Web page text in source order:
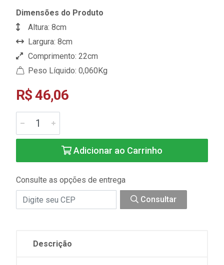
Dimensões do Produto
Altura: 8cm
Largura: 8cm
Comprimento: 22cm
Peso Líquido: 0,060Kg
R$ 46,06
Adicionar ao Carrinho
Consulte as opções de entrega
Consultar
Descrição